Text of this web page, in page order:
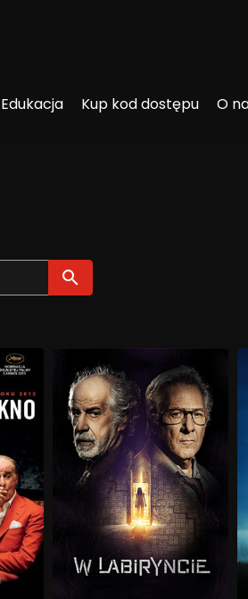
Edukacja Kup kod dostępu O
Wyszukaj